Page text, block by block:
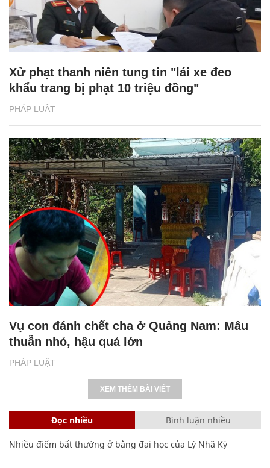
PHÁP LUẬT
Xử phạt thanh niên tung tin "lái xe đeo
khẩu trang bị phạt 10 triệu đồng"
PHÁP LUẬT
Vụ con đánh chết cha ở Quảng Nam: Mâu
thuẫn nhỏ, hậu quả lớn
XEM THÊM BÀI VIẾT
Đọc nhiều Bình luận nhiều
Nhiều điểm bất thường ở bằng đại học của Lý Nhã Kỳ